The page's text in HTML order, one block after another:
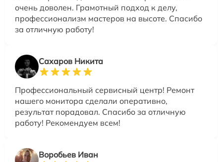
очень доволен. Грамотный подход к делу,
профессионализм мастеров на высоте. Спасибо
за отличную работу!
Сахаров Никита
Профессиональный сервисный центр! Ремонт
нашего монитора сделали оперативно,
результат порадовал. Спасибо за отличную
работу! Рекомендуем всем!
Воробьев Иван